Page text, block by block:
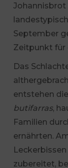
Johannisbrot
September
Zeitpunkt für
Das
entstehen
butifarras,
Familien
ernährten.
zubereitet,